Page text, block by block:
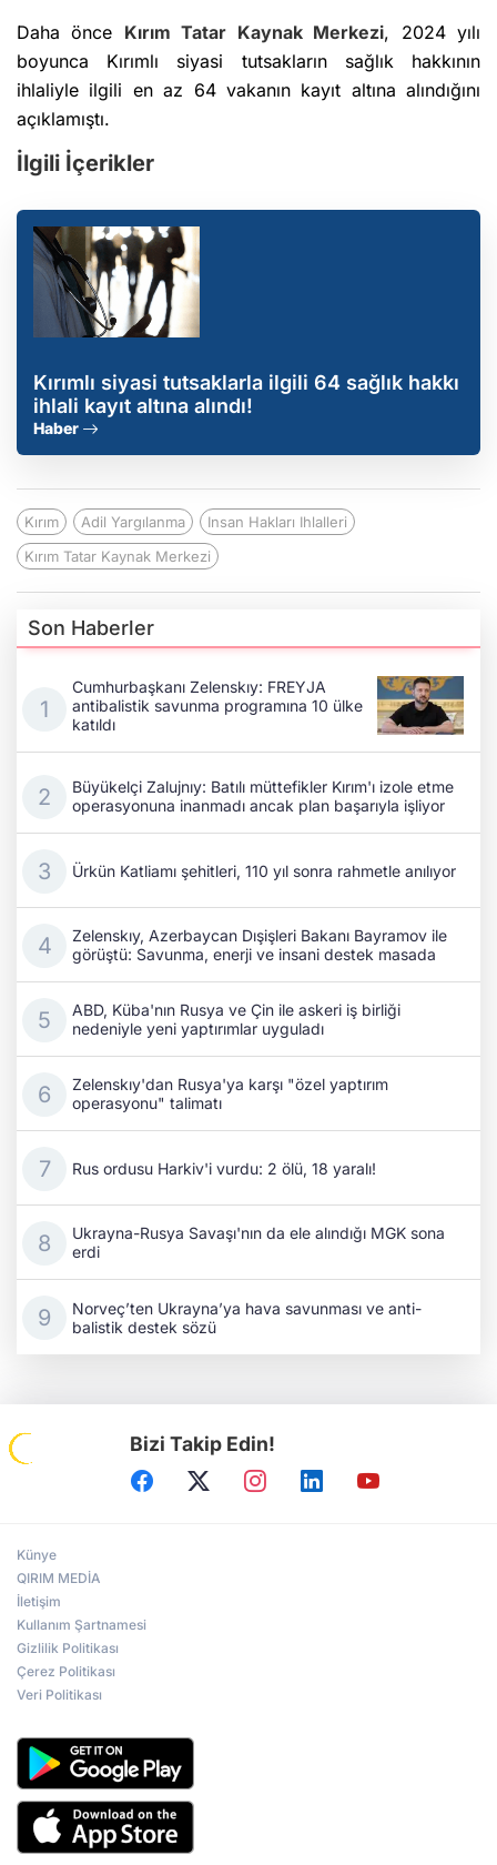
Daha önce Kırım Tatar Kaynak Merkezi, 2024 yılı
boyunca Kırımlı siyasi tutsakların sağlık hakkının
ihlaliyle ilgili en az 64 vakanın kayıt altına alındığını
açıklamıştı.
İlgili İçerikler
Kırımlı siyasi tutsaklarla ilgili 64 sağlık hakkı
ihlali kayıt altına alındı!
Haber
Kırım Adil Yargılanma
Insan Hakları Ihlalleri
Kırım Tatar Kaynak Merkezi
Son Haberler
Cumhurbaşkanı Zelenskıy: FREYJA
antibalistik savunma programına 10 ülke
katıldı
Büyükelçi Zalujnıy: Batılı müttefikler Kırım'ı izole etme
operasyonuna inanmadı ancak plan başarıyla işliyor
Ürkün Katliamı şehitleri, 110 yıl sonra rahmetle anılıyor
Zelenskıy, Azerbaycan Dışişleri Bakanı Bayramov ile
görüştü: Savunma, enerji ve insani destek masada
ABD, Küba'nın Rusya ve Çin ile askeri iş birliği
nedeniyle yeni yaptırımlar uyguladı
Zelenskıy'dan Rusya'ya karşı "özel yaptırım
operasyonu" talimatı
Rus ordusu Harkiv'i vurdu: 2 ölü, 18 yaralı!
Ukrayna-Rusya Savaşı'nın da ele alındığı MGK sona
erdi
Norveç’ten Ukrayna’ya hava savunması ve anti-
balistik destek sözü
Bizi Takip Edin!
Künye
QIRIM MEDİA
İletişim
Kullanım Şartnamesi
Gizlilik Politikası
Çerez Politikası
Veri Politikası